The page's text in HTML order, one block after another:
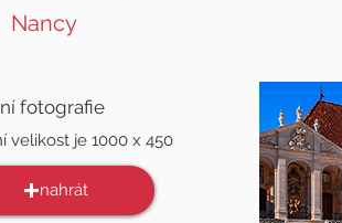
Nancy
fotografie
velikost je 1000 x 450
nahrát